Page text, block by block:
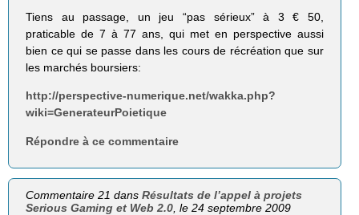
Tiens au passage, un jeu “pas sérieux” à 3 € 50,
praticable de 7 à 77 ans, qui met en perspective aussi
bien ce qui se passe dans les cours de récréation que sur
les marchés boursiers:
http://perspective-numerique.net/wakka.php?
wiki=GenerateurPoietique
Répondre à ce commentaire
Commentaire 21 dansRésultats de l’appel à projets
Serious Gaming et Web 2.0 , le 24 septembre 2009